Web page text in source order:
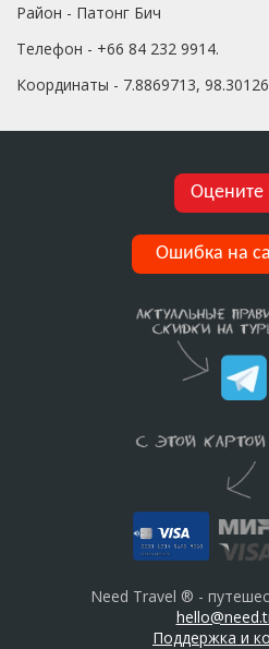
Район - Патонг Бич
Телефон - +66 84 232 9914.
Координаты - 7.8869713,
Оцените
Ошибка на
Need Travel ® -
Поддержка и